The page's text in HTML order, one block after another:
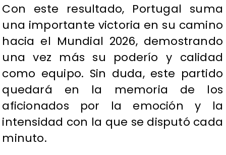
Con este resultado, Portugal suma
una importante victoria en su camino
hacia el Mundial 2026, demostrando
una vez más su poderío y calidad
como equipo. Sin duda, este partido
quedará en la memoria de los
aficionados por la emoción y la
intensidad con la que se disputó cada
minuto.